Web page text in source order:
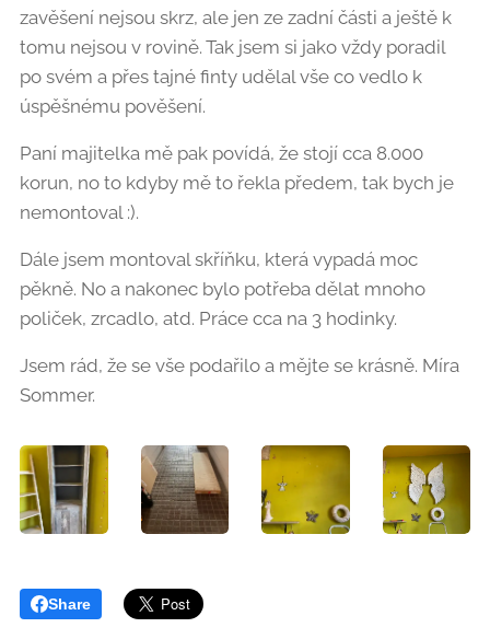
zavěšení nejsou skrz, ale jen ze zadní části a ještě k
tomu nejsou v rovině. Tak jsem si jako vždy poradil
po svém a přes tajné finty udělal vše co vedlo k
úspěšnému pověšení.
Paní majitelka mě pak povídá, že stojí cca 8.000
korun, no to kdyby mě to řekla předem, tak bych je
nemontoval :).
Dále jsem montoval skříňku, která vypadá moc
pěkně. No a nakonec bylo potřeba dělat mnoho
poliček, zrcadlo, atd. Práce cca na 3 hodinky.
Jsem rád, že se vše podařilo a mějte se krásně. Míra
Sommer.
Share